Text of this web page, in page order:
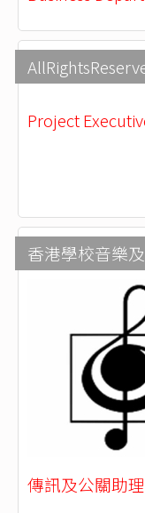
Project
香港學校音樂
傳訊及公關助理